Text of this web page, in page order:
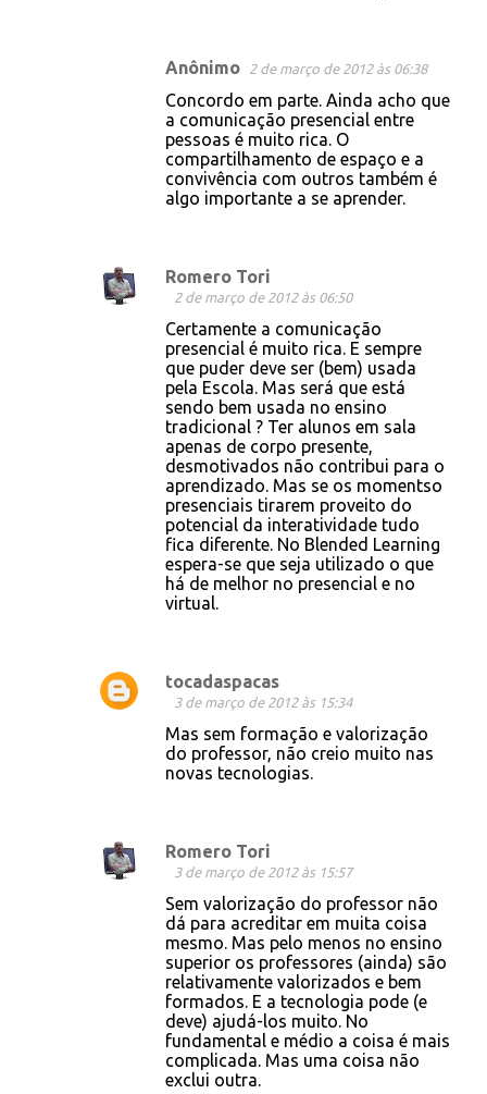
Anônimo 2 de março de 2012 às 06:38
Concordo em parte. Ainda acho que
a comunicação presencial entre
pessoas é muito rica. O
compartilhamento de espaço e a
convivência com outros também é
algo importante a se aprender.
Romero Tori
2 de março de 2012 às 06:50
Certamente a comunicação
presencial é muito rica. E sempre
que puder deve ser (bem) usada
pela Escola. Mas será que está
sendo bem usada no ensino
tradicional ? Ter alunos em sala
apenas de corpo presente,
desmotivados não contribui para o
aprendizado. Mas se os momentso
presenciais tirarem proveito do
potencial da interatividade tudo
fica diferente. No Blended Learning
espera-se que seja utilizado o que
há de melhor no presencial e no
virtual.
tocadaspacas
3 de março de 2012 às 15:34
Mas sem formação e valorização
do professor, não creio muito nas
novas tecnologias.
Romero Tori
3 de março de 2012 às 15:57
Sem valorização do professor não
dá para acreditar em muita coisa
mesmo. Mas pelo menos no ensino
superior os professores (ainda) são
relativamente valorizados e bem
formados. E a tecnologia pode (e
deve) ajudá-los muito. No
fundamental e médio a coisa é mais
complicada. Mas uma coisa não
exclui outra.